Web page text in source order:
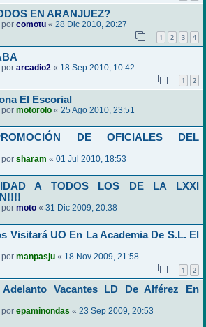
EN ARANJUEZ?
por comotu « 28 Dic 2010, 20:27
1 2 3 4
por arcadio2 « 18 Sep 2010, 10:42
1 2
El Escorial
por motorolo « 25 Ago 2010, 23:51
DE OFICIALES DEL
por sharam « 01 Jul 2010, 18:53
A TODOS LOS DE LA LXXI
por moto « 31 Dic 2009, 20:38
Visitará UO En La Academia De S.L. El
por manpasju « 18 Nov 2009, 21:58
1 2
Vacantes LD De Alférez En
por epaminondas « 23 Sep 2009, 20:53